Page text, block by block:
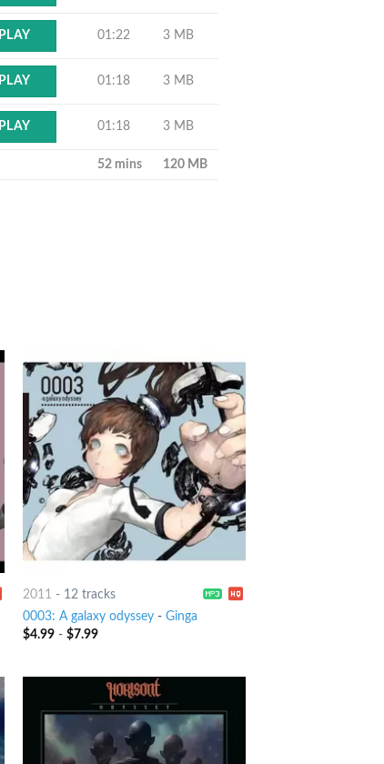
PLAY 01:22 3 MB
PLAY 01:18 3 MB
PLAY 01:18 3 MB
52 mins 120 MB
2011 - 12 tracks
0003: A galaxy odyssey- Ginga
$4.99- $7.99